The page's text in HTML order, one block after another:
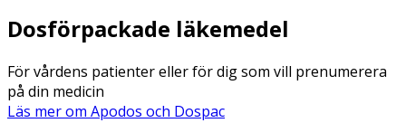
Dosförpackade läkemedel
För vårdens patienter eller för dig som vill prenumerera
på din medicin
Läs mer om Apodos och Dospac